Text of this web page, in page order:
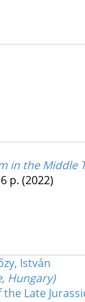
the Middle
p. (2022)
István
Hungary)
Late